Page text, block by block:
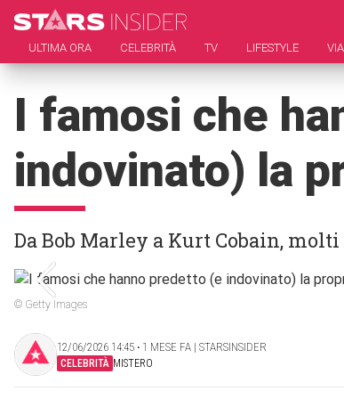
ULTIMA ORA CELEBRITÀ TV LIFESTYLE
I famosi che
indovinato) la
Da Bob Marley a Kurt Cobain,
© Getty Images
12/06/2026 14:45 ‧ 1 MESE FA | STARSINSIDER
CELEBRITÀ MISTERO